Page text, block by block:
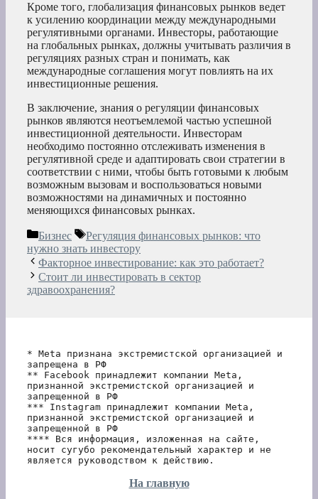
Кроме того, глобализация финансовых рынков ведет
к усилению координации между международными
регулятивными органами. Инвесторы, работающие
на глобальных рынках, должны учитывать различия в
регуляциях разных стран и понимать, как
международные соглашения могут повлиять на их
инвестиционные решения.
В заключение, знания о регуляции финансовых
рынков являются неотъемлемой частью успешной
инвестиционной деятельности. Инвесторам
необходимо постоянно отслеживать изменения в
регулятивной среде и адаптировать свои стратегии в
соответствии с ними, чтобы быть готовыми к любым
возможным вызовам и воспользоваться новыми
возможностями на динамичных и постоянно
меняющихся финансовых рынках.
Рубрики
Бизнес Метки
Регуляция финансовых рынков: что
нужно знать инвестору
Факторное инвестирование: как это работает?
Стоит ли инвестировать в сектор
здравоохранения?
* Meta признана экстремистской организацией и
запрещена в РФ
** Facebook принадлежит компании Meta,
признанной экстремистской организацией и
запрещенной в РФ
*** Instagram принадлежит компании Meta,
признанной экстремистской организацией и
запрещенной в РФ
**** Вся информация, изложенная на сайте,
носит сугубо рекомендательный характер и не
является руководством к действию.
На главную